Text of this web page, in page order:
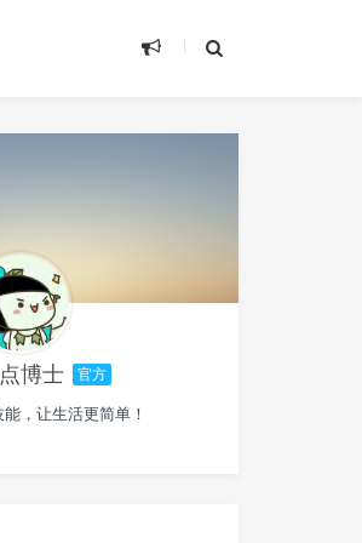
博士 官方
，让生活更简单！